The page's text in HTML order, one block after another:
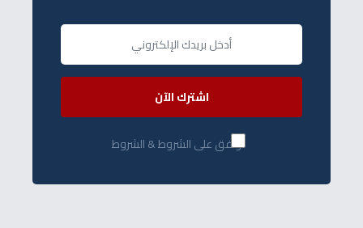
اشترك الآن
أوافق على الشروط & الشروط